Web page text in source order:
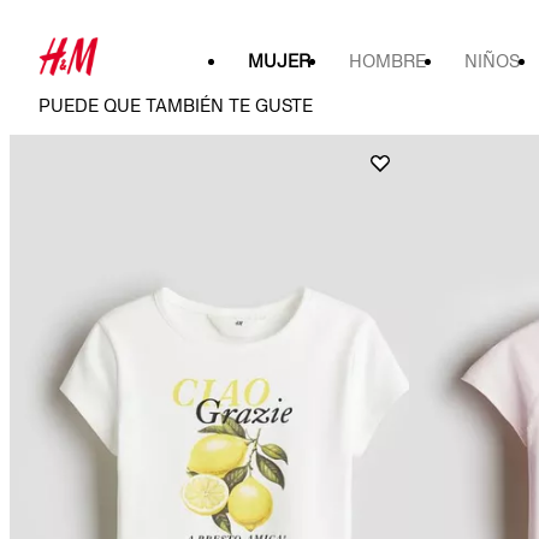
MUJER HOMBRE NIÑOS
PUEDE QUE TAMBIÉN TE GUSTE